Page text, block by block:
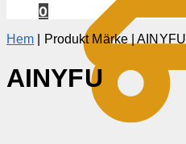
0
Hem Produkt Märke|AINYFU
AINYFU